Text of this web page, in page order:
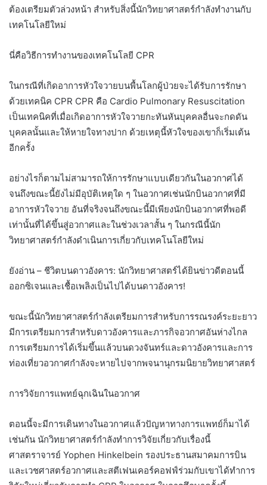
ต้องเตรียมตัวล่วงหน้า สำหรับสิ่งนี้นักวิทยาศาสตร์กำลังทำงานกับ
เทคโนโลยีใหม่
นี่คือวิธีการทำงานของเทคโนโลยี CPR
ในกรณีที่เกิดอาการหัวใจวายบนพื้นโลกผู้ป่วยจะได้รับการรักษา
ด้วยเทคนิค CPR CPR คือ Cardio Pulmonary Resuscitation
เป็นเทคนิคที่เมื่อเกิดอาการหัวใจวายกะทันหันบุคคลอื่นจะกดดัน
บุคคลนั้นและให้หายใจทางปาก ด้วยเหตุนี้หัวใจของเขาก็เริ่มเต้น
อีกครั้ง
อย่างไรก็ตามไม่สามารถให้การรักษาแบบเดียวกันในอวกาศได้
จนถึงขณะนี้ยังไม่มีอุบัติเหตุใด ๆ ในอวกาศเช่นนักบินอวกาศที่มี
อาการหัวใจวาย อันที่จริงจนถึงขณะนี้มีเพียงนักบินอวกาศที่พอดี
เท่านั้นที่ได้ขึ้นสู่อวกาศและในช่วงเวลาสั้น ๆ ในกรณีนี้นัก
วิทยาศาสตร์กำลังดำเนินการเกี่ยวกับเทคโนโลยีใหม่
ยังอ่าน – ชีวิตบนดาวอังคาร: นักวิทยาศาสตร์ได้ยินข่าวดีตอนนี้
ออกซิเจนและเชื้อเพลิงเป็นไปได้บนดาวอังคาร!
ขณะนี้นักวิทยาศาสตร์กำลังเตรียมการสำหรับการรณรงค์ระยะยาว
มีการเตรียมการสำหรับดาวอังคารและภารกิจอวกาศอันห่างไกล
การเตรียมการได้เริ่มขึ้นแล้วบนดวงจันทร์และดาวอังคารและการ
ท่องเที่ยวอวกาศกำลังจะหายไปจากพจนานุกรมนิยายวิทยาศาสตร์
การวิจัยการแพทย์ฉุกเฉินในอวกาศ
ตอนนี้จะมีการเดินทางในอวกาศแล้วปัญหาทางการแพทย์ก็มาได้
เช่นกัน นักวิทยาศาสตร์กำลังทำการวิจัยเกี่ยวกับเรื่องนี้
ศาสตราจารย์ Yophen Hinkelbein รองประธานสมาคมการบิน
และเวชศาสตร์อวกาศและสตีเฟนเคอร์คอฟฟ์ร่วมกับเขาได้ทำการ